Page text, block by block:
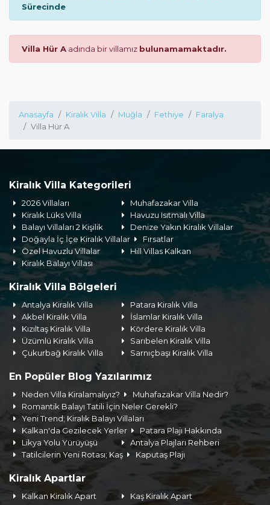
Sürecinde
Villa Hür A adında bir villamız bulunamamaktadır.
Anasayfa Kiralık Villa Muğla Fethiye
Faralya
Villa Hür A
Kiralık Villa Kategorileri
2026 Villaları
Muhafazakar Villa
Kiralık Lüks Villa
Havuzu Isıtmalı Villa
Balayı Villaları 2 Kişilik
Denize Yakın Kiralık Villalar
Doğayla İç İçe Kiralık Villalar
Fırsatlar
Özel Havuzlu Villalar
Hill Villas Kalkan
Kiralık Balayı Villası
Kiralık Villa Bölgeleri
Antalya Kiralık Villa
Patara Kiralık Villa
Akbel Kiralık Villa
İslamlar Kiralık Villa
Kızıltaş Kiralık Villa
Kördere Kiralık Villa
Üzümlü Kiralık Villa
Sarıbelen Kiralık Villa
Çukurbağ Kiralık Villa
Sarnıçbaşı Kiralık Villa
En Popüler Blog Yazılarımız
Neden Villa Kiralamalıyız?
Muhafazakar Villa Nedir?
Romantik Balayı Tatili İçin Neler Gerekli?
Yeni Trend; Kiralık Balayı Villaları
Kalkan'da Gezilecek Yerler
Patara Plajı Hakkında
Likya Yolu Yürüyüşü
Antalya Plajları Rehberi
Tatilcilerin Yeni Rotası; Kaş
Kaputaş Plajı
Kiralık Apartlar
Kalkan Kiralık Apart Kaş Kiralık Apart